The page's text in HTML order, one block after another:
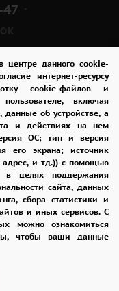
данного cookie-
интернет-ресурсу
cookie-файлов и
включая
об устройстве, а
и действиях на нем
ОС; тип и версия
его экрана; источник
адрес, и тд.)) с помощью
в целях поддержания
сайта, данных
сбора статистики и
и иных сервисов. С
можно ознакомиться
чтобы ваши данные
2,
в Москве"
Точка»